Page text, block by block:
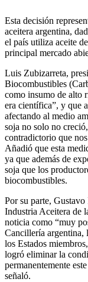
Esta decisión
aceitera argentina,
el país utiliza aceite
principal mercado
Luis Zubizarreta,
Biocombustibles
como insumo de alto
era científica”, y que
afectando al medio
soja no solo no
contradictorio que
Añadió que esta
ya que además de
soja que los
biocombustibles.
Por su parte,
Industria Aceitera de
noticia como “muy
Cancillería argentina,
los Estados
logró eliminar la
permanentemente
señaló.